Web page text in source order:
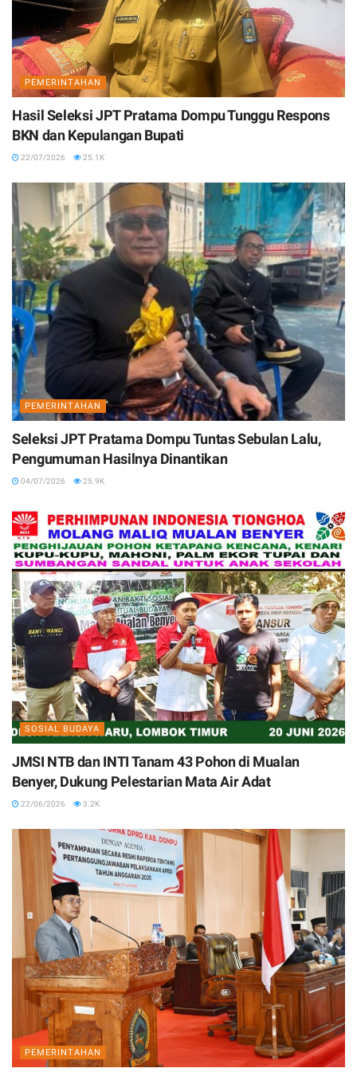
PEMERINTAHAN
Hasil Seleksi JPT Pratama Dompu Tunggu Respons
BKN dan Kepulangan Bupati
22/07/2026 25.1K
PEMERINTAHAN
Seleksi JPT Pratama Dompu Tuntas Sebulan Lalu,
Pengumuman Hasilnya Dinantikan
04/07/2026 25.9K
SOSIAL BUDAYA
JMSI NTB dan INTI Tanam 43 Pohon di Mualan
Benyer, Dukung Pelestarian Mata Air Adat
22/06/2026 3.2K
PEMERINTAHAN